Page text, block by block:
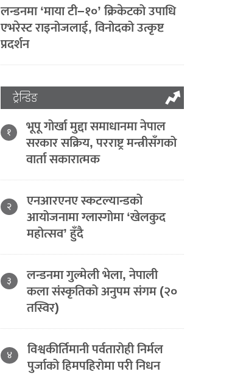
लन्डनमा ‘माया टी–१०’ क्रिकेटको उपाधि
एभरेस्ट राइनोजलाई, विनोदको उत्कृष्ट
प्रदर्शन
ट्रेन्डिङ
१ भूपू गोर्खा मुद्दा समाधानमा नेपाल
सरकार सक्रिय, परराष्ट्र मन्त्रीसँगको
वार्ता सकारात्मक
२ एनआरएनए स्कटल्यान्डको
आयोजनामा ग्लास्गोमा ‘खेलकुद
महोत्सव’ हुँदै
३ लन्डनमा गुल्मेली भेला, नेपाली
कला संस्कृतिको अनुपम संगम (२०
तस्विर)
४ विश्वकीर्तिमानी पर्वतारोही निर्मल
पुर्जाको हिमपहिरोमा परी निधन